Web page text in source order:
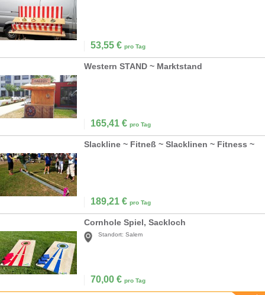
53,55 € pro Tag
Western STAND ~ Marktstand
165,41 € pro Tag
Slackline ~ Fitneß ~ Slacklinen ~ Fitness ~
189,21 € pro Tag
Cornhole Spiel, Sackloch
Standort: Salem
70,00 € pro Tag